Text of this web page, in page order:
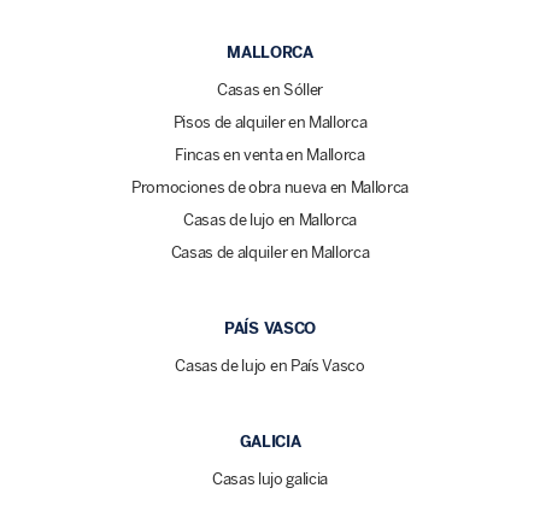
MALLORCA
Casas en Sóller
Pisos de alquiler en Mallorca
Fincas en venta en Mallorca
Promociones de obra nueva en Mallorca
Casas de lujo en Mallorca
Casas de alquiler en Mallorca
PAÍS VASCO
Casas de lujo en País Vasco
GALICIA
Casas lujo galicia